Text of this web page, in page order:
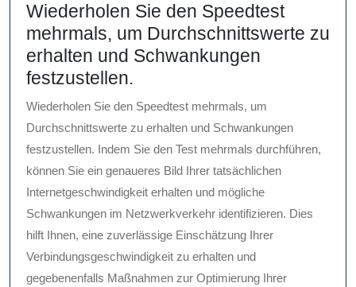
Wiederholen Sie den Speedtest
mehrmals, um Durchschnittswerte zu
erhalten und Schwankungen
festzustellen.
Wiederholen Sie den Speedtest mehrmals, um
Durchschnittswerte zu erhalten und Schwankungen
festzustellen. Indem Sie den Test mehrmals durchführen,
können Sie ein genaueres Bild Ihrer tatsächlichen
Internetgeschwindigkeit erhalten und mögliche
Schwankungen im Netzwerkverkehr identifizieren. Dies
hilft Ihnen, eine zuverlässige Einschätzung Ihrer
Verbindungsgeschwindigkeit zu erhalten und
gegebenenfalls Maßnahmen zur Optimierung Ihrer